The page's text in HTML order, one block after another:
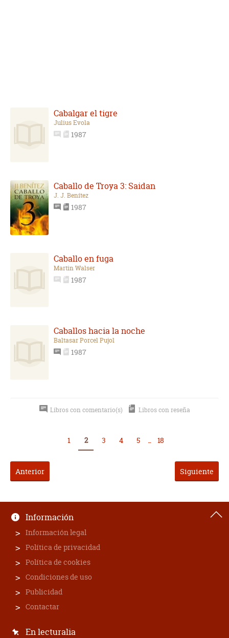
Cabalgar el tigre
Julius Evola
1987
Caballo de Troya 3: Saidan
J. J. Benítez
1987
Caballo en fuga
Martin Walser
1987
Caballos hacia la noche
Baltasar Porcel Pujol
1987
Libros con comentario(s) Libros con reseña
Anterior
1 2 3 4 5 18
Siguiente
Información
Información legal
Política de privacidad
Política de cookies
Condiciones de uso
Publicidad
Contactar
En lecturalia